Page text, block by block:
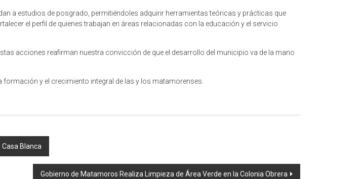
a estudios de posgrado, permitiéndoles adquirir herramientas teóricas y prácticas que
el perfil de quienes trabajan en áreas relacionadas con la educación y el servicio
acciones reafirman nuestra convicción de que el desarrollo del municipio va de la mano
y el crecimiento integral de las y los matamorenses.
Blanca
Gobierno de Matamoros Realiza Limpieza de Área Verde en la Colonia Obrera